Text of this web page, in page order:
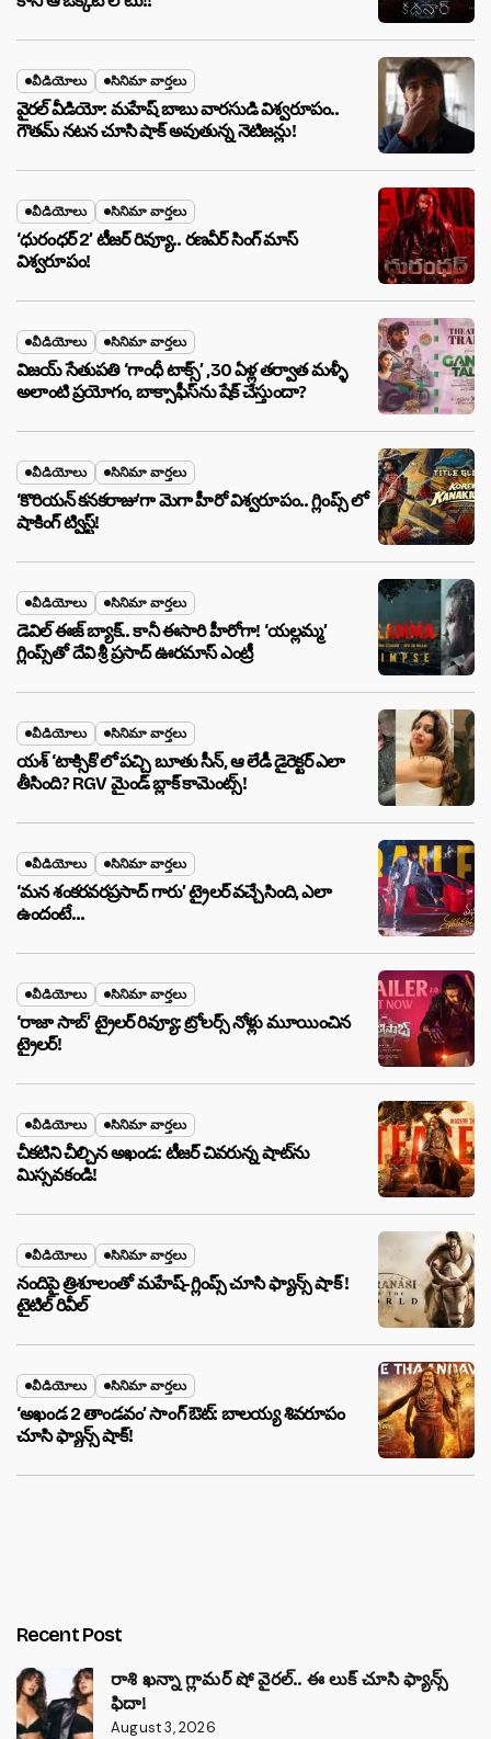
వీడియోలు సినిమా వార్తలు
వైరల్ వీడియో: మహేష్ బాబు వారసుడి విశ్వరూపం..
గౌతమ్ నటన చూసి షాక్ అవుతున్న నెటిజన్లు!
వీడియోలు సినిమా వార్తలు
‘ధురంధర్ 2’ టీజర్ రివ్యూ.. రణవీర్ సింగ్ మాస్
విశ్వరూపం!
వీడియోలు సినిమా వార్తలు
విజయ్ సేతుపతి ‘గాంధీ టాక్స్’ ,30 ఏళ్ల తర్వాత మళ్ళీ
అలాంటి ప్రయోగం, బాక్సాఫీస్‌ను షేక్ చేస్తుందా?
వీడియోలు సినిమా వార్తలు
‘కొరియన్ కనకరాజు’గా మెగా హీరో విశ్వరూపం.. గ్లింప్స్ లో
షాకింగ్ ట్విస్ట్!
వీడియోలు సినిమా వార్తలు
డెవిల్ ఈజ్ బ్యాక్.. కానీ ఈసారి హీరోగా! ‘యల్లమ్మ’
గ్లింప్స్‌తో దేవి శ్రీ ప్రసాద్ ఊరమాస్ ఎంట్రీ
వీడియోలు సినిమా వార్తలు
యశ్ ‘టాక్సిక్’లో పచ్చి బూతు సీన్, ఆ లేడీ డైరెక్టర్ ఎలా
తీసింది? RGV మైండ్ బ్లాక్ కామెంట్స్!
వీడియోలు సినిమా వార్తలు
‘మన శంకరవరప్రసాద్ గారు’ ట్రైలర్ వచ్చేసింది, ఎలా
ఉందంటే…
వీడియోలు సినిమా వార్తలు
‘రాజా సాబ్’ ట్రైలర్ రివ్యూ: ట్రోలర్స్ నోళ్లు మూయించిన
ట్రైలర్!
వీడియోలు సినిమా వార్తలు
చీకటిని చీల్చిన అఖండ: టీజర్ చివరున్న షాట్‌ను
మిస్సవకండి!
వీడియోలు సినిమా వార్తలు
నందిపై త్రిశూలంతో మహేష్-గ్లింప్స్ చూసి ఫ్యాన్స్ షాక్ !
టైటిల్ రివీల్
వీడియోలు సినిమా వార్తలు
‘అఖండ 2 తాండవం’ సాంగ్ ఔట్: బాలయ్య శివరూపం
చూసి ఫ్యాన్స్ షాక్!
Recent Post
రాశి ఖన్నా గ్లామర్ షో వైరల్.. ఈ లుక్ చూసి ఫ్యాన్స్
ఫిదా!
August 3, 2026